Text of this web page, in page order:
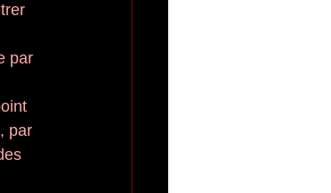
par
par